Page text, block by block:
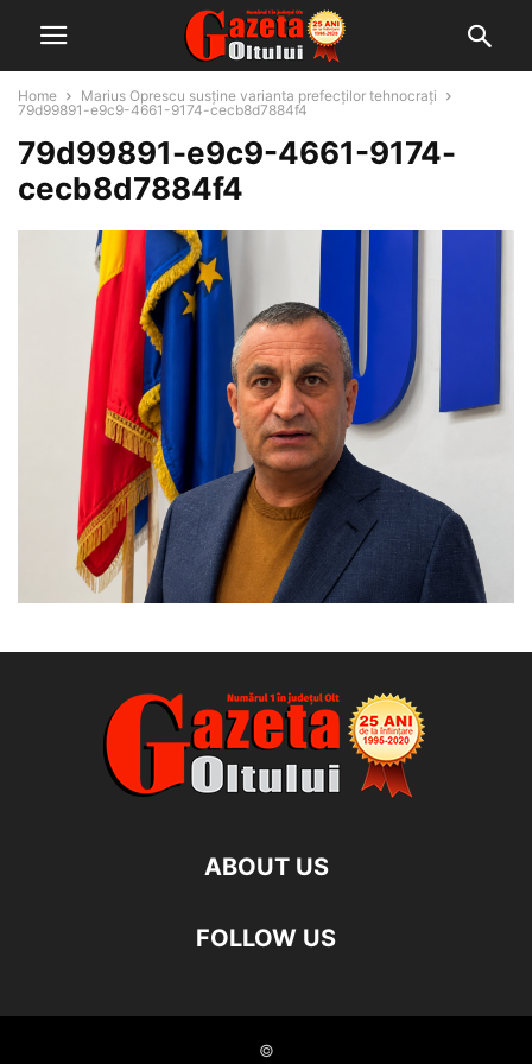
Home
Marius Oprescu susține varianta prefecților tehnocrați
79d99891-e9c9-4661-9174-cecb8d7884f4
79d99891-e9c9-4661-9174-
cecb8d7884f4
ABOUT US
FOLLOW US
©